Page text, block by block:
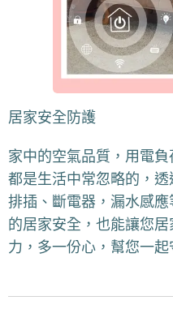
居家安全防護
家中的空氣品質，用電
都是生活中常忽略的，
排插、斷電器，漏水感
的居家安全，也能讓您
力，多一份心，幫您一起